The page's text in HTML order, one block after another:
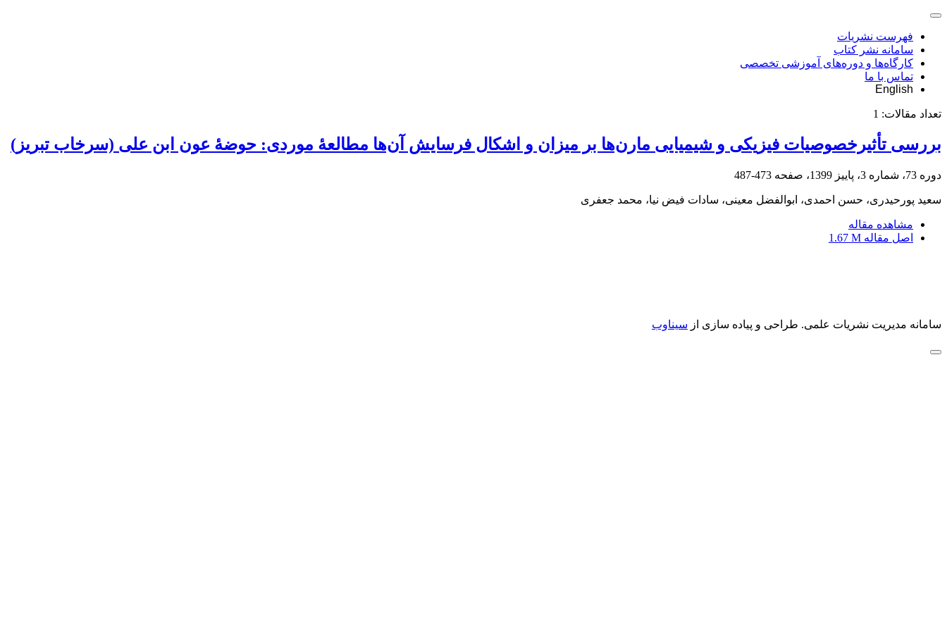
فهرست نشریات
سامانه نشر کتاب
کارگاه‌ها و دوره‌های آموزشی تخصصی
تماس با ما
English
تعداد مقالات: 1
بررسی تأثیرخصوصیات فیزیکی و شیمیایی مارن‌ها بر میزان و اشکال فرسایش آن‌ها مطالعۀ موردی: حوضۀ عون ابن علی (سرخاب تبریز)
دوره 73، شماره 3، پاییز 1399، صفحه 473-487
سعید پورحیدری، حسن احمدی، ابوالفضل معینی، سادات فیض نیا، محمد جعفری
مشاهده مقاله
اصل مقاله 1.67 M
سامانه مدیریت نشریات علمی. طراحی و پیاده سازی از سیناوب